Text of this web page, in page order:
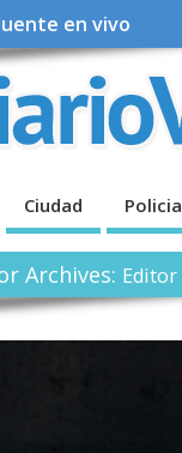
en vivo
Ciudad
Archives: Editor